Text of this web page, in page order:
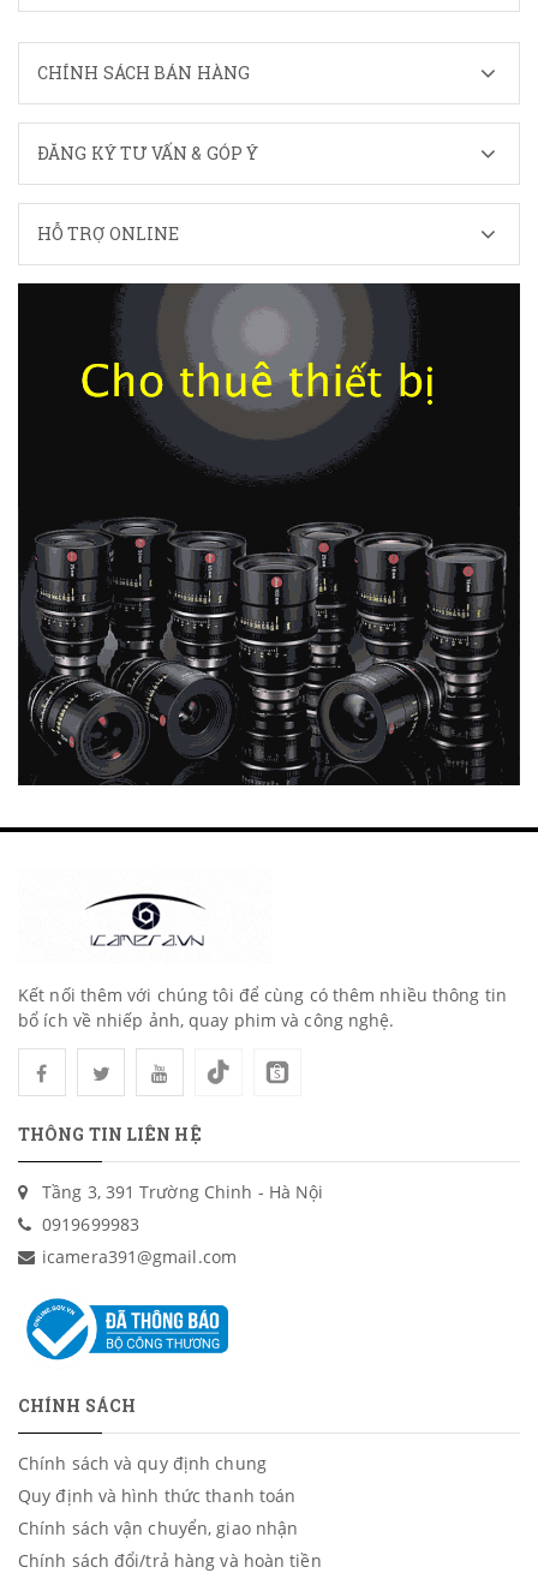
CHÍNH SÁCH BÁN HÀNG
ĐĂNG KÝ TƯ VẤN & GÓP Ý
HỖ TRỢ ONLINE
Kết nối thêm với chúng tôi để cùng có thêm nhiều thông tin
bổ ích về nhiếp ảnh, quay phim và công nghệ.
THÔNG TIN LIÊN HỆ
Tầng 3, 391 Trường Chinh - Hà Nội
0919699983
icamera391@gmail.com
CHÍNH SÁCH
Chính sách và quy định chung
Quy định và hình thức thanh toán
Chính sách vận chuyển, giao nhận
Chính sách đổi/trả hàng và hoàn tiền